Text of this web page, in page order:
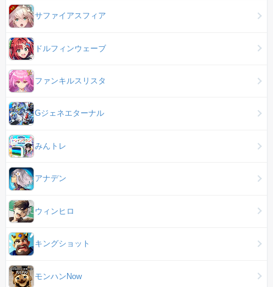
サファイアスフィア
ドルフィンウェーブ
ファンキルスリスタ
Gジェネエターナル
みんトレ
アナデン
ウィンヒロ
キングショット
モンハンNow